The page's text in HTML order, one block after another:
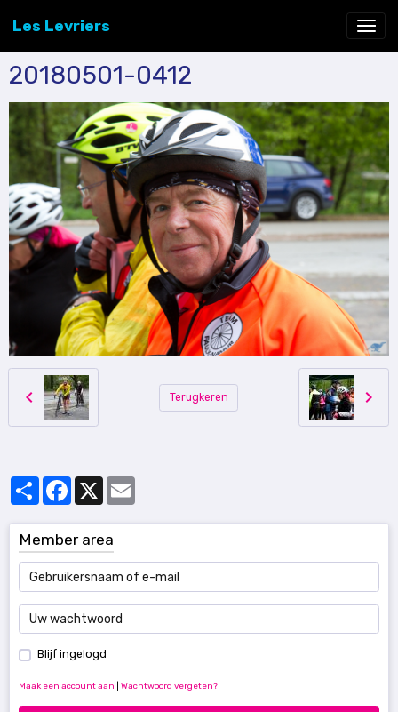
Les Levriers
20180501-0412
Terugkeren
PartagerFacebook
Member area
Blijf ingelogd
Maak een account aan Wachtwoord vergeten?